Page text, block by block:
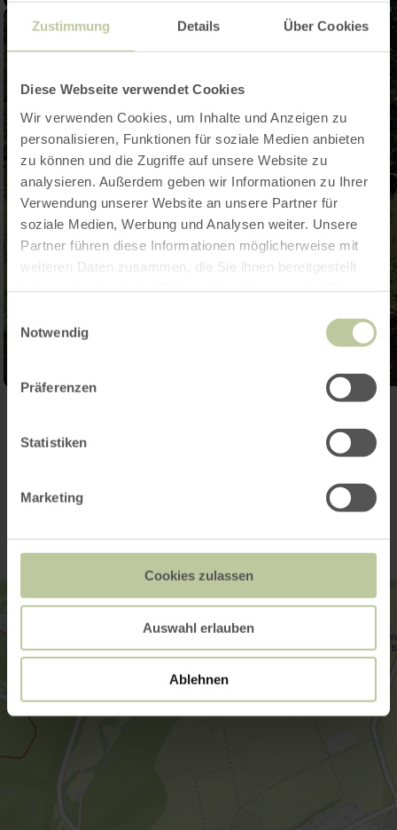
Zustimmung Details Über Cookies
Diese Webseite verwendet Cookies
Wir verwenden Cookies, um Inhalte und Anzeigen zu
personalisieren, Funktionen für soziale Medien anbieten
zu können und die Zugriffe auf unsere Website zu
analysieren. Außerdem geben wir Informationen zu Ihrer
Verwendung unserer Website an unsere Partner für
soziale Medien, Werbung und Analysen weiter. Unsere
Partner führen diese Informationen möglicherweise mit
weiteren Daten zusammen, die Sie ihnen bereitgestellt
Einwilligungsauswahl
Notwendig
Präferenzen
Statistiken
Marketing
Cookies zulassen
Auswahl erlauben
Ablehnen
Kontakt